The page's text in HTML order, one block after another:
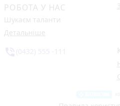
РОБОТА У НАС
Шукаєм таланти
Детальніше